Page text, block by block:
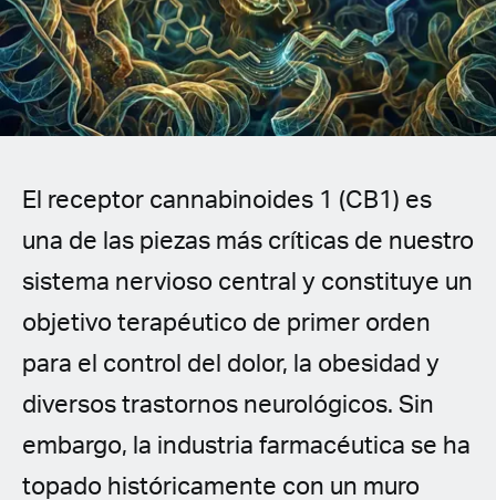
German
French
Czech
Polish
El receptor cannabinoides 1 (CB1) es
una de las piezas más críticas de nuestro
sistema nervioso central y constituye un
objetivo terapéutico de primer orden
para el control del dolor, la obesidad y
diversos trastornos neurológicos. Sin
embargo, la industria farmacéutica se ha
topado históricamente con un muro